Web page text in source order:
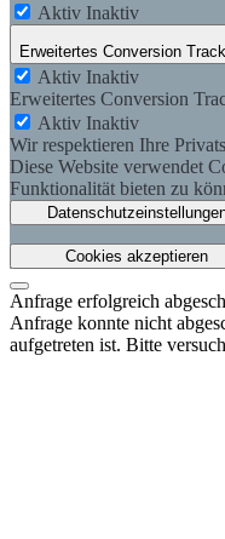
Aktiv Inaktiv
Erweitertes Conversion
Aktiv Inaktiv
Erweitertes Conversion
Aktiv Inaktiv
Wir respektieren Ihre
Diese Website verwendet
Funktionalität bieten zu
Cookies akzeptieren
Anfrage erfolgreich
Anfrage konnte nicht
aufgetreten ist. Bitte